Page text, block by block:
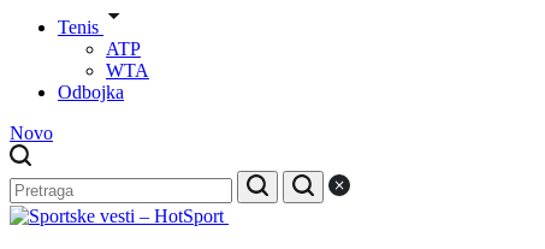
Tenis
ATP
WTA
Odbojka
Novo